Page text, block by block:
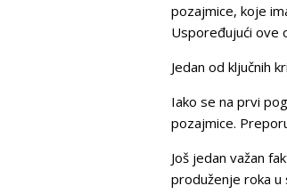
pozajmice, koje
Uspoređujući ove
Jedan od ključnih
Iako se na prvi
pozajmice.
Još jedan važan
produženje roka u